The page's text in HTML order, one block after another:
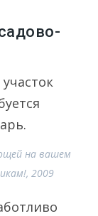
на вашем
2009